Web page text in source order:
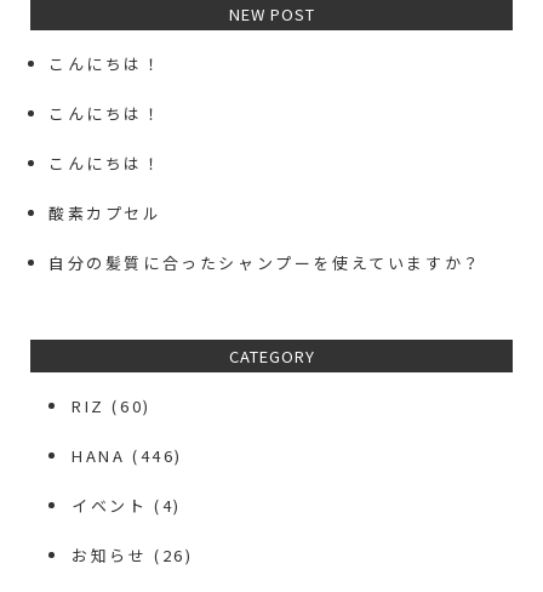
NEW POST
こんにちは！
こんにちは！
こんにちは！
酸素カプセル
自分の髪質に合ったシャンプーを使えていますか？
CATEGORY
RIZ (60)
HANA (446)
イベント (4)
お知らせ (26)